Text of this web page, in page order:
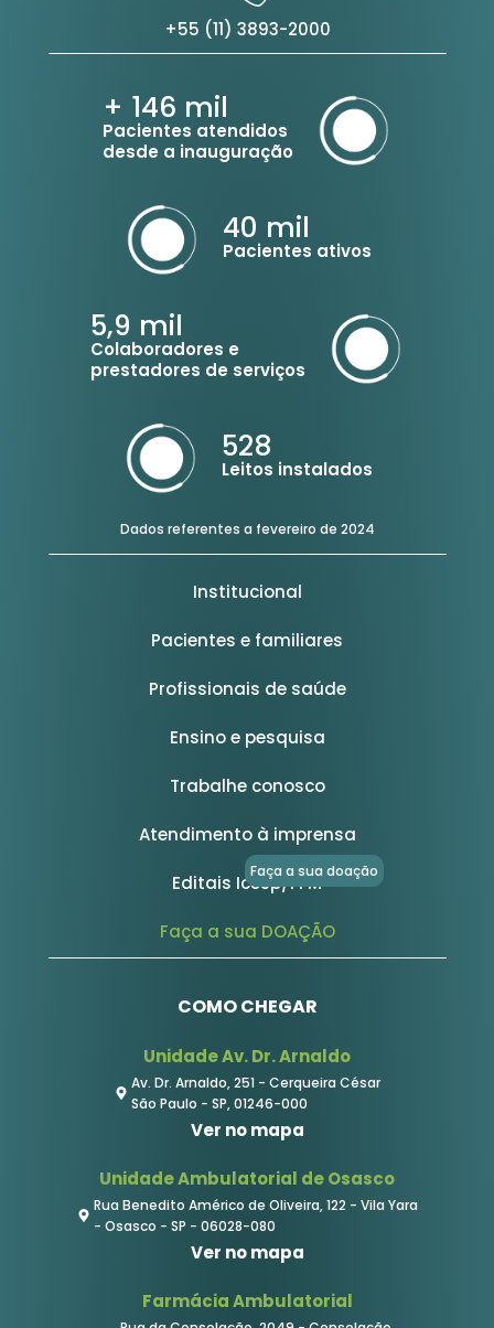
+55 (11) 3893-2000
+ 146 mil
Pacientes atendidos
desde a inauguração
40 mil
Pacientes ativos
5,9 mil
Colaboradores e
prestadores de serviços
528
Leitos instalados
Dados referentes a fevereiro de 2024
Institucional
Pacientes e familiares
Profissionais de saúde
Ensino e pesquisa
Trabalhe conosco
Atendimento à imprensa
Editais Icesp/FFM
Faça a sua DOAÇÃO
COMO CHEGAR
Unidade Av. Dr. Arnaldo
Av. Dr. Arnaldo, 251 - Cerqueira César
São Paulo - SP, 01246-000
Ver no mapa
Unidade Ambulatorial de Osasco
Rua Benedito Américo de Oliveira, 122 - Vila Yara
- Osasco - SP - 06028-080
Ver no mapa
Farmácia Ambulatorial
Faça a sua doação